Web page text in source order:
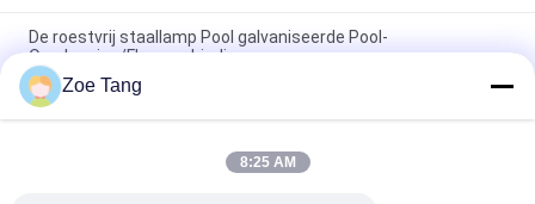
De roestvrij staallamp Pool galvaniseerde Pool-
Overlapping/Flensverbinding
Kies/de Dubbele van de Wapen Kegelstraatlantaarn Openlucht
Lichte Pool Inrichtingen van Polen uit
De hete Onderdompeling galvaniseerde de Openluchtnorm
Zoe Tang
8:25 AM